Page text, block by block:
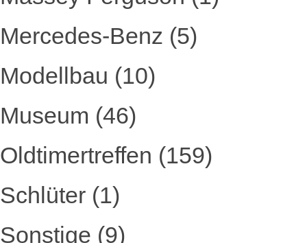
Mercedes-Benz (5)
Modellbau (10)
Museum (46)
Oldtimertreffen (159)
Schlüter (1)
Sonstige (9)